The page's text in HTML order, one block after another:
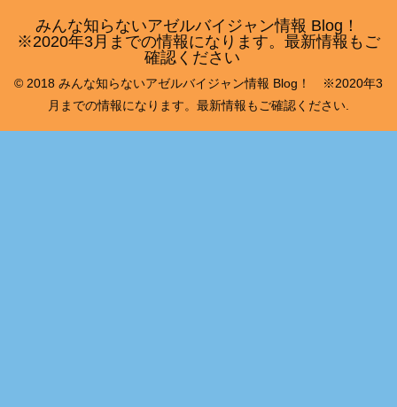
みんな知らないアゼルバイジャン情報 Blog！
※2020年3月までの情報になります。最新情報もご
確認ください
© 2018 みんな知らないアゼルバイジャン情報 Blog！ ※2020年3
月までの情報になります。最新情報もご確認ください.